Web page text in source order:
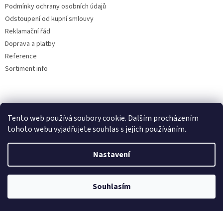
Tento web používá soubory cookie. Dalším procházením
tohoto webu vyjadřujete souhlas s jejich používáním.
Nastavení
Souhlasím
🏖️ DOVOLENÁ 6.8.2026 —
kamenná prodejna uzavřena.
Objednávky přijímáme i během
dovolené, expedice a osobní výdej
proběhnou až po jejím skončení.
Podmínky ochrany osobních údajů
Odstoupení od kupní smlouvy
Reklamační řád
Doprava a platby
Reference
Sortiment info
Reklamační řád
Vytvořil Shoptet
AUTOdesignPLUS. Všechna práva vyhrazena.